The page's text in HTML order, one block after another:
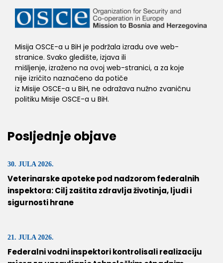
Misija OSCE-a u BiH je podržala izradu ove web-
stranice. Svako gledište, izjava ili
mišljenje, izraženo na ovoj web-stranici, a za koje
nije izričito naznačeno da potiče
iz Misije OSCE-a u BiH, ne odražava nužno zvaničnu
politiku Misije OSCE-a u BiH.
Posljednje objave
30. JULA 2026.
Veterinarske apoteke pod nadzorom federalnih
inspektora: Cilj zaštita zdravlja životinja, ljudi i
sigurnosti hrane
21. JULA 2026.
Federalni vodni inspektori kontrolisali realizaciju